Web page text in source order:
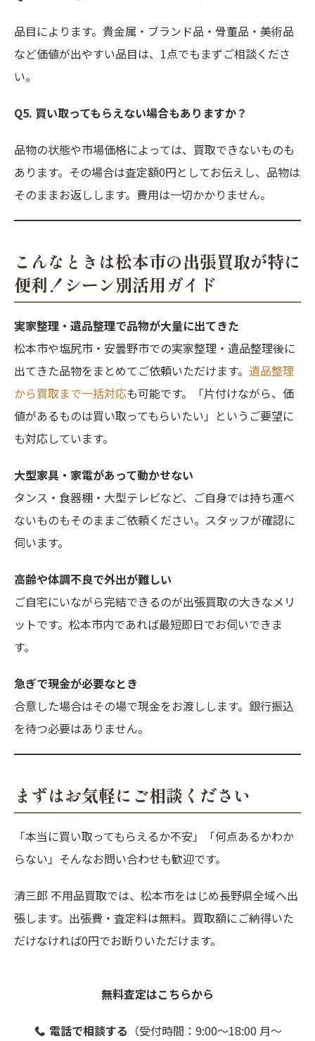
品目によります。貴金属・ブランド品・骨董品・美術品
など価値が出やすい品目は、1点でもまずご相談くださ
い。
Q5. 買い取ってもらえない場合もありますか？
品物の状態や市場価格によっては、買取できないものも
あります。その場合は査定額0円としてお伝えし、品物は
そのままお返しします。費用は一切かかりません。
こんなときは松本市の出張買取が特に
便利！シーン別活用ガイド
実家整理・遺品整理で品物が大量に出てきた
松本市や塩尻市・安曇野市での実家整理・遺品整理後に
出てきた品物をまとめてご依頼いただけます。 遺品整理
から買取まで一括対応も可能です。「片付けながら、価
値があるものは買い取ってもらいたい」というご要望に
も対応しています。
大型家具・家電があって動かせない
タンス・食器棚・大型テレビなど、ご自身では持ち運べ
ないものもそのままご依頼ください。スタッフが確認に
伺います。
高齢や体調不良で外出が難しい
ご自宅にいながら完結できるのが出張買取の大きなメリ
ットです。松本市内であれば最短即日でお伺いできま
す。
急ぎで現金が必要なとき
合意した場合はその場で現金をお渡しします。銀行振込
を待つ必要はありません。
まずはお気軽にご相談ください
「本当に買い取ってもらえるか不安」「何点あるかわか
らない」そんなお問い合わせも歓迎です。
清三郎 不用品買取では、松本市をはじめ長野県全域へ出
張します。出張費・査定料は無料。買取額にご納得いた
だけなければ0円でお断りいただけます。
無料査定はこちらから
電話で相談する （受付時間：9:00〜18:00 月〜